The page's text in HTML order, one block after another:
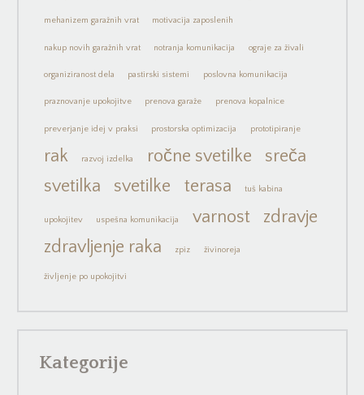
mehanizem garažnih vrat motivacija zaposlenih
nakup novih garažnih vrat notranja komunikacija ograje za živali
organiziranost dela pastirski sistemi poslovna komunikacija
praznovanje upokojitve prenova garaže prenova kopalnice
preverjanje idej v praksi prostorska optimizacija prototipiranje
rak razvoj izdelka ročne svetilke
sreča
svetilka
svetilke terasa tuš kabina
upokojitev uspešna komunikacija varnost
zdravje
zdravljenje raka
zpiz živinoreja
življenje po upokojitvi
Kategorije